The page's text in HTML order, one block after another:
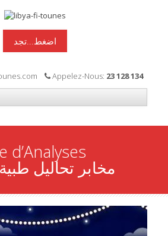
اضغط...تجد
Appelez-Nous: 23 128 134
d’Analyses
Médicales مخابر تحاليل طبية